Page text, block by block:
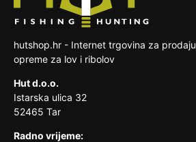
hutshop.hr - Internet trgovina za prodaju
opreme za lov i ribolov
Hut d.o.o.
Istarska ulica 32
52465 Tar
Radno vrijeme: